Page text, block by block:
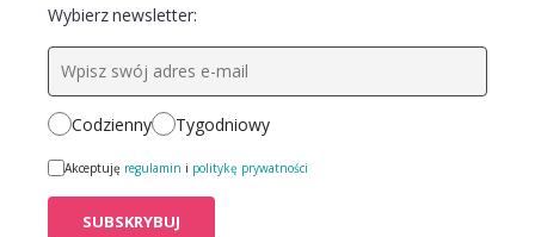
Wybierz newsletter:
Codzienny Tygodniowy
Akceptuję regulamin i politykę prywatności